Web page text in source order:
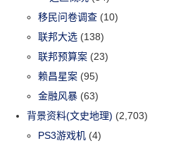
移民问卷调查 (10)
联邦大选 (138)
联邦预算案 (23)
赖昌星案 (95)
金融风暴 (63)
背景资料(文史地理) (2,703)
PS3游戏机 (4)